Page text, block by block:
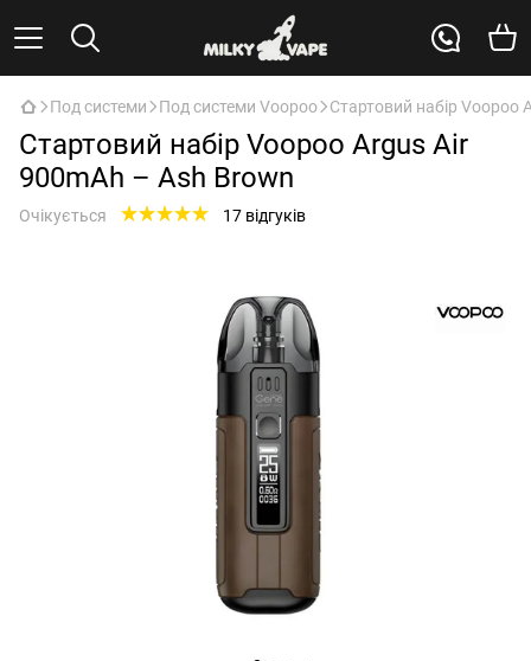
Под системи Под системи Voopoo Стартовий набір Voopoo
Стартовий набір Voopoo Argus Air
900mAh – Ash Brown
Очікується 17 відгуків